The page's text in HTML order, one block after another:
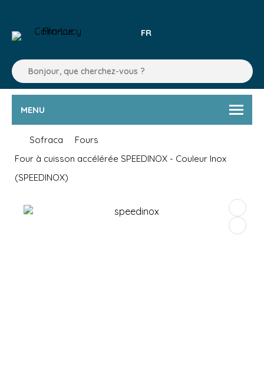
FR
MENU
Sofraca
Fours
Four à cuisson accélérée SPEEDINOX - Couleur Inox
(SPEEDINOX)